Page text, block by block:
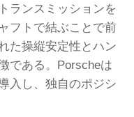
ランスミッションを
フトで結ぶことで前
た操縦安定性とハン
である。Porscheは
入し、独自のポジシ